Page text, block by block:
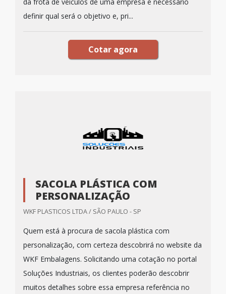
definir qual será o objetivo e, pri...
Cotar agora
SACOLA PLÁSTICA COM
PERSONALIZAÇÃO
WKF PLASTICOS LTDA / SÃO PAULO - SP
Quem está à procura de sacola plástica com
personalização, com certeza descobrirá no website da
WKF Embalagens. Solicitando uma cotação no portal
Soluções Industriais, os clientes poderão descobrir
muitos detalhes sobre essa empresa referência no